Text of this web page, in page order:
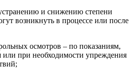
и снижению степени
возникнуть в процессе или после
осмотров – по показаниям,
или при необходимости упреждения